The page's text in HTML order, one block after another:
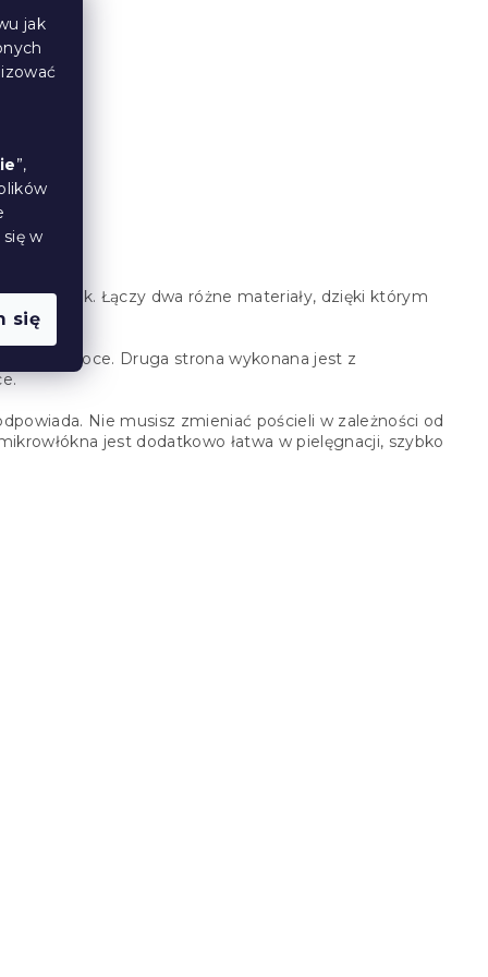
jak
”,
w
się
cały rok. Łączy dwa różne materiały, dzięki którym
noce. Druga strona wykonana jest z
Nie musisz zmieniać pościeli w zależności od
jest dodatkowo łatwa w pielęgnacji, szybko